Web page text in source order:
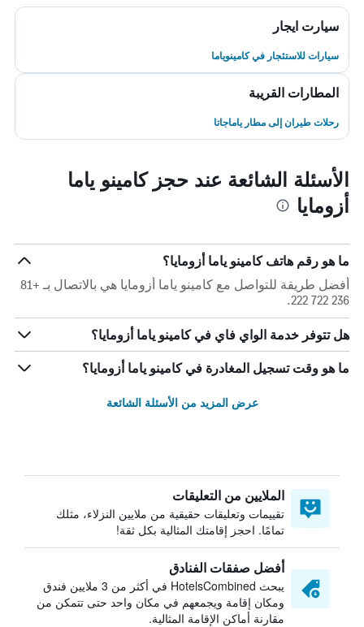
سيارت ايجار
سيارات للاستئجار في كامينوياما
المطارات القريبة
رحلات طيران إلى مطار ياماجاتا
الأسئلة الشائعة عند حجز كامينو ياما
أزومايا
ما هو رقم هاتف كامينو ياما أزومايا؟
أفضل طريقة للتواصل مع كامينو ياما أزومايا هي بالاتصال بـ +81
236 722 222.
هل تتوفر خدمة الواي فاي في كامينو ياما أزومايا؟
ما هو وقت تسجيل المغادرة في كامينو ياما أزومايا؟
عرض المزيد من الأسئلة الشائعة
الملايين من التعليقات
تقييمات وتعليقات حقيقية من ملايين النزلاء، مثلك
تمامًا. احجز إقامتك المثالية بكل ثقة!
أفضل صفقات الفنادق
يبحث HotelsCombined في أكثر من 3 ملايين فندق
ومكان إقامة ويجمعهم في مكان واحد حتى تتمكن من
مقارنة أماكن الإقامة المثالية.